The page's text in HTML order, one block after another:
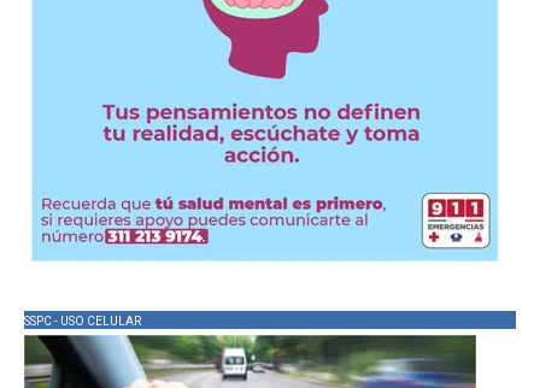
SSPC - USO CELULAR